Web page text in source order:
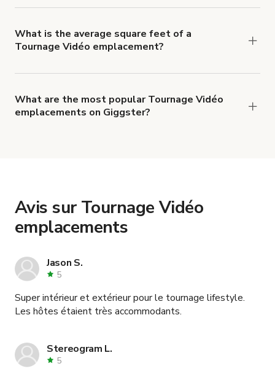
What is the average square feet of a
Tournage Vidéo emplacement?
803248 square feet.
What are the most popular Tournage Vidéo
emplacements on Giggster?
Avis sur Tournage Vidéo
emplacements
Jason S.
5
Super intérieur et extérieur pour le tournage lifestyle.
Les hôtes étaient très accommodants.
Stereogram L.
5